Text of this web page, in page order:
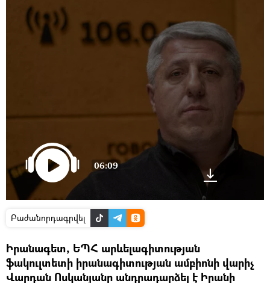
06:09
Բաժանորդագրվել
Իրանագետ, ԵՊՀ արևելագիտության
ֆակուլտետի իրանագիտության ամբիոնի վարիչ
Վարդան Ոսկանյանը անդրադարձել է Իրանի